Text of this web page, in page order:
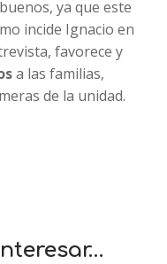
ya que este
incide Ignacio en
favorece y
a las familias,
de la unidad.